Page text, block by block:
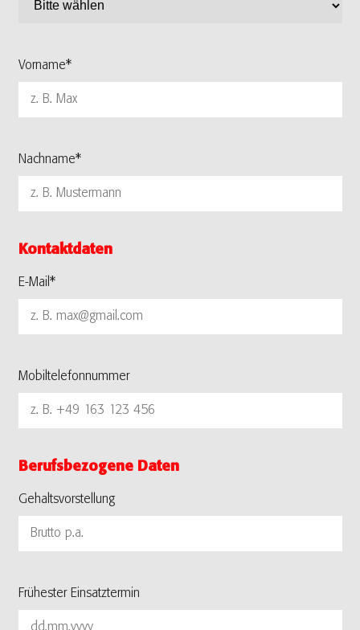
Vorname*
Nachname*
Kontaktdaten
E-Mail*
Mobiltelefonnummer
Berufsbezogene Daten
Gehaltsvorstellung
Frühester Einsatztermin